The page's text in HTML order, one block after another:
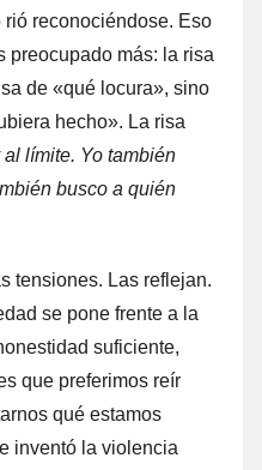
reconociéndose. Eso
preocupado más: la risa
de «qué locura», sino
hecho». La risa
límite. Yo también
busco a quién
tensiones. Las reflejan.
se pone frente a la
suficiente,
que preferimos reír
qué estamos
inventó la violencia